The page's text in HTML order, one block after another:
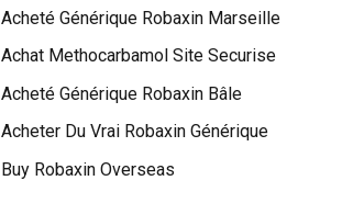
Acheté Générique Robaxin Marseille
Achat Methocarbamol Site Securise
Acheté Générique Robaxin Bâle
Acheter Du Vrai Robaxin Générique
Buy Robaxin Overseas